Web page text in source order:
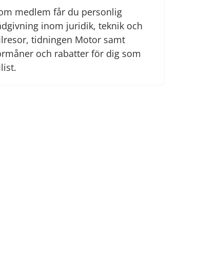
medlem får du personlig
inom juridik, teknik och
tidningen Motor samt
och rabatter för dig som